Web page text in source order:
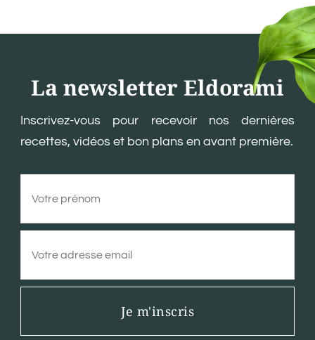
La newsletter Eldorami
Inscrivez-vous pour recevoir nos dernières
recettes, vidéos et bon plans en avant première.
Je m'inscris